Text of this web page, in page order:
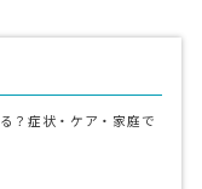
？症状・ケア・家庭で